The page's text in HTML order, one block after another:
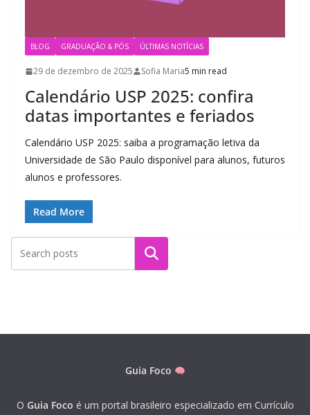
BLOG GRADUAÇÃO & PÓS ÚLTIMAS NOTÍCIAS
29 de dezembro de 2025 Sofia Maria5 min read
Calendário USP 2025: confira
datas importantes e feriados
Calendário USP 2025: saiba a programação letiva da
Universidade de São Paulo disponível para alunos, futuros
alunos e professores.
Read More
Pesquisar
Guia Foco
O Guia Foco é um portal brasileiro especializado em Currículo